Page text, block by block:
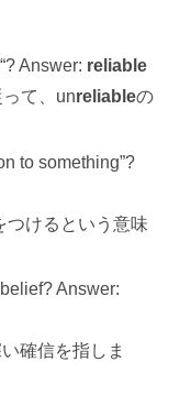
“? Answer: reliable
て、unreliableの
to something”?
つけるという意味
Answer:
確信を指しま